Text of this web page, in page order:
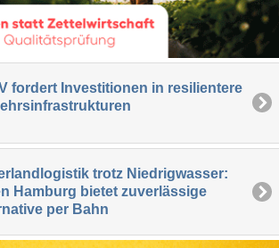
fordert Investitionen in resilientere
trotz Niedrigwasser:
Hamburg bietet zuverlässige
per Bahn